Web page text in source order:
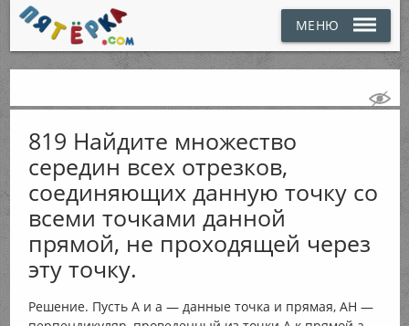
МЕНЮ
819 Найдите множество
середин всех отрезков,
соединяющих данную точку со
всеми точками данной
прямой, не проходящей через
эту точку.
Решение. Пусть А и а — данные точка и прямая, АН —